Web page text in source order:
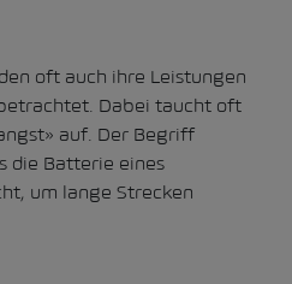
oft auch ihre Leistungen
. Dabei taucht oft
auf. Der Begriff
die Batterie eines
um lange Strecken